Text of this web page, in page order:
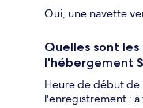
Oui, une navette
Quelles sont
l'hébergement
Heure de début de
l'enregistrement : à